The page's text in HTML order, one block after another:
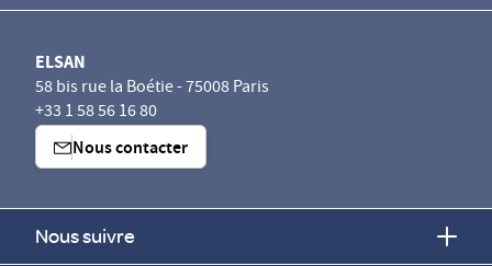
ELSAN
58 bis rue la Boétie - 75008 Paris
+33 1 58 56 16 80
Nous contacter
Nous suivre